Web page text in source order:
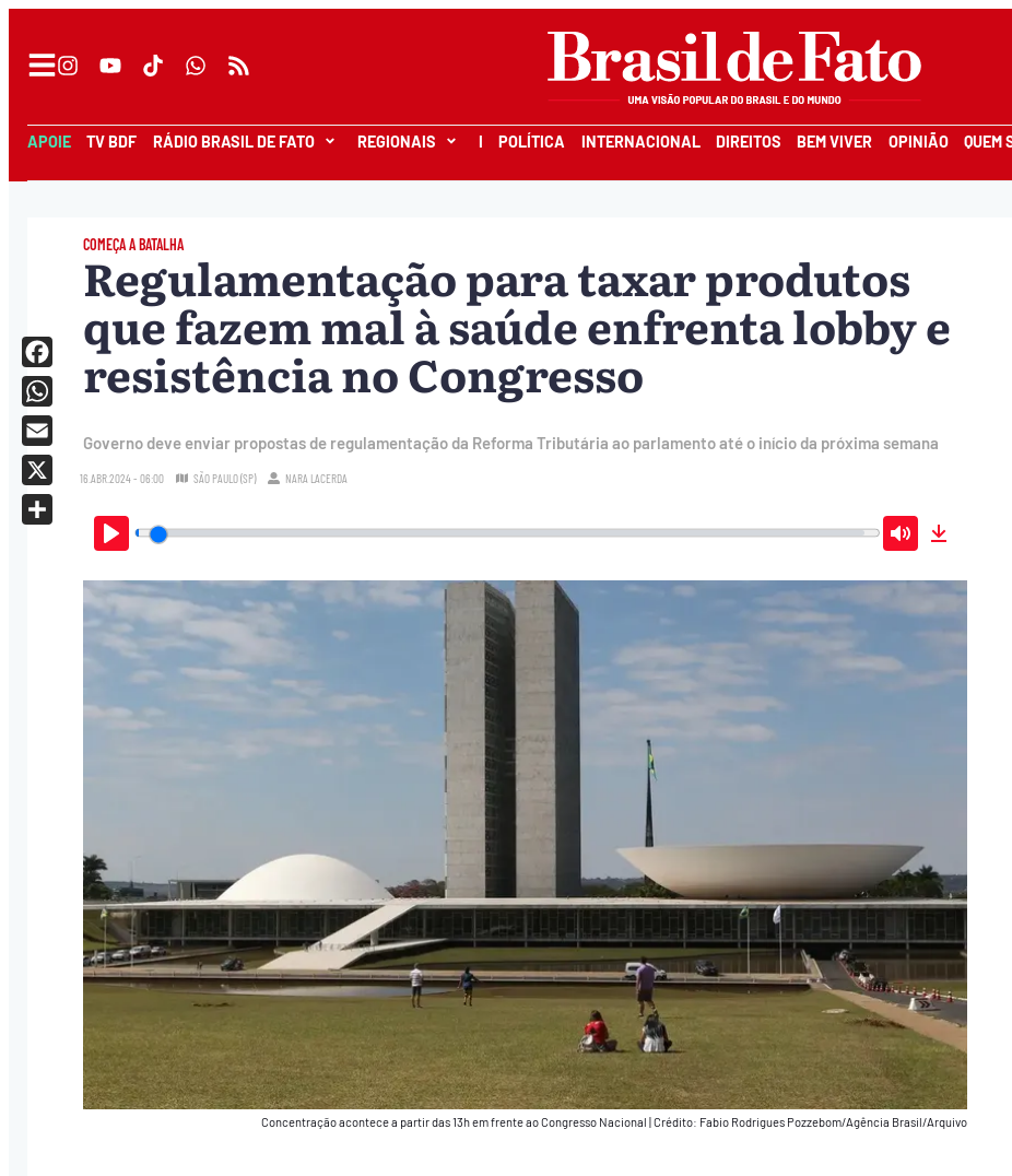
APOIE TV BDF RÁDIO BRASIL DE FATO REGIONAIS I POLÍTICA INTERNACIONAL DIREITOS BEM VIVER OPINIÃO QUEM
COMEÇA A BATALHA
Regulamentação para taxar produtos
que fazem mal à saúde enfrenta lobby e
resistência no Congresso
Governo deve enviar propostas de regulamentação da Reforma Tributária ao parlamento até o início da próxima semana
16.ABR.2024 - 06:00 SÃO PAULO (SP) NARA LACERDA
Play Mute
Concentração acontece a partir das 13h em frente ao Congresso Nacional |Crédito: Fabio Rodrigues Pozzebom/Agência Brasil/Arquivo
Facebook
WhatsApp
Email
X